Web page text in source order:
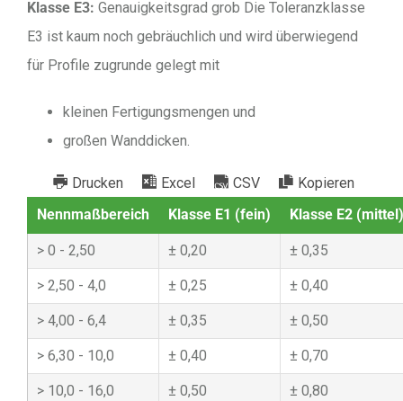
Klasse E3: Genauigkeitsgrad grob Die Toleranzklasse
E3 ist kaum noch gebräuchlich und wird überwiegend
für Profile zugrunde gelegt mit
kleinen Fertigungsmengen und
großen Wanddicken.
Drucken Excel CSV
Kopieren
Nennmaßbereich
Klasse E1 (fein) Klasse E2 (mittel)
0 - 2,50 0,20 0,35
2,50 - 4,0 0,25 0,40
4,00 - 6,4 0,35 0,50
6,30 - 10,0 0,40 0,70
10,0 - 16,0 0,50 0,80